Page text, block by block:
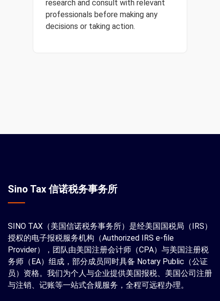
research and consult with relevant
professionals before making any
decisions or taking action.
Sino Tax 信诺税务事务所
SINO TAX（美国信诺税务事务所）是经美国国税局（IRS）
授权的电子报税服务机构（Authorized IRS e-file
Provider），团队由美国注册会计师（CPA）与美国注册税
务师（EA）组成，部分成员同时具备 Notary Public（公证
员）资格。我们为个人与企业提供美国报税、美国公司注册
与注销、记账等一站式合规服务，全程可远程办理。